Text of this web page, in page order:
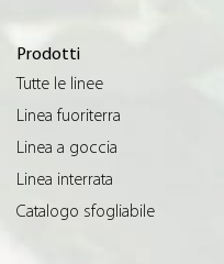
Prodotti
Tutte le linee
Linea fuoriterra
Linea a goccia
Linea interrata
Catalogo sfogliabile